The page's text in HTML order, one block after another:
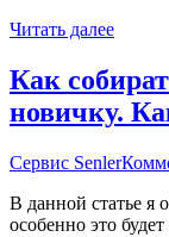
Читать далее
Как
новичку.
Сервис Senler
В данной статье я
особенно это